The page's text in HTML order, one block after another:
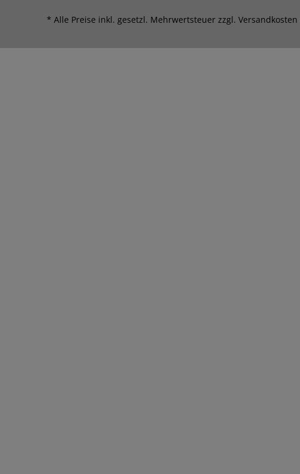
* Alle Preise inkl. gesetzl. Mehrwertsteuer zzgl. Versandkosten